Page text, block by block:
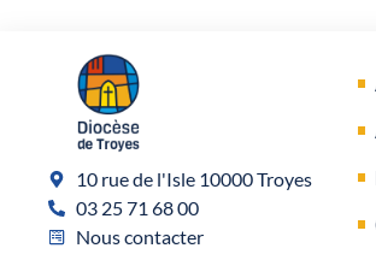
10 rue de l'Isle 10000 Troyes
03 25 71 68 00
Nous contacter